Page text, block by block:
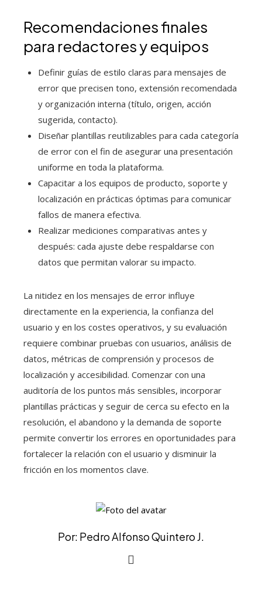
Recomendaciones finales
para redactores y equipos
Definir guías de estilo claras para mensajes de
error que precisen tono, extensión recomendada
y organización interna (título, origen, acción
sugerida, contacto).
Diseñar plantillas reutilizables para cada categoría
de error con el fin de asegurar una presentación
uniforme en toda la plataforma.
Capacitar a los equipos de producto, soporte y
localización en prácticas óptimas para comunicar
fallos de manera efectiva.
Realizar mediciones comparativas antes y
después: cada ajuste debe respaldarse con
datos que permitan valorar su impacto.
La nitidez en los mensajes de error influye
directamente en la experiencia, la confianza del
usuario y en los costes operativos, y su evaluación
requiere combinar pruebas con usuarios, análisis de
datos, métricas de comprensión y procesos de
localización y accesibilidad. Comenzar con una
auditoría de los puntos más sensibles, incorporar
plantillas prácticas y seguir de cerca su efecto en la
resolución, el abandono y la demanda de soporte
permite convertir los errores en oportunidades para
fortalecer la relación con el usuario y disminuir la
fricción en los momentos clave.
Por: Pedro Alfonso Quintero J.